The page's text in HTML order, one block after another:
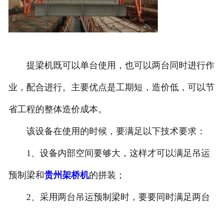
提梁机既可以单台使用，也可以两台同时进行作
业，配合进行。主要优点是工期短，造价低，可以节
省工程的整体造价成本。
该设备在使用的时候，要满足以下技术要求：
1、设备内部空间要够大，这样才可以满足吊运
预制梁和贵州架桥机的拼装；
2、采用两台吊运预制梁时，要要同时满足两台